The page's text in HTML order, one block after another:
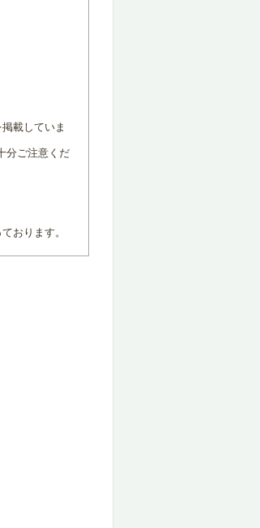
載していま
分ご注意くだ
おります。